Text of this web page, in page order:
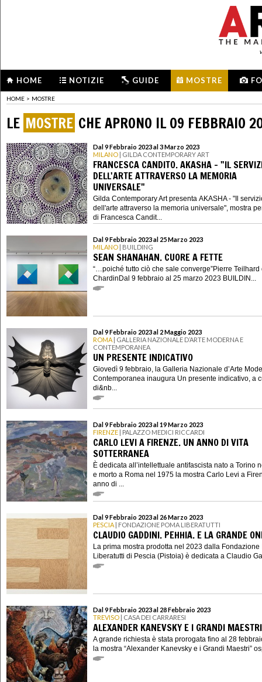
HOME NOTIZIE GUIDE MOSTRE
HOME > MOSTRE
LE MOSTRE CHE APRONO IL 09 FEBBRAIO
Dal 9 Febbraio 2023 al 3 Marzo 2023
MILANO | GILDA CONTEMPORARY ART
FRANCESCA CANDITO. AKASHA - "IL
DELL'ARTE ATTRAVERSO LA MEMORIA
UNIVERSALE"
Gilda Contemporary Art presenta AKASHA - "Il
dell'arte attraverso la memoria universale", mostra
di Francesca Candit...
Dal 9 Febbraio 2023 al 25 Marzo 2023
MILANO | BUILDING
SEAN SHANAHAN. CUORE A FETTE
“…poiché tutto ciò che sale converge”Pierre Teilhard
ChardinDal 9 febbraio al 25 marzo 2023 BUILDIN...
Dal 9 Febbraio 2023 al 2 Maggio 2023
ROMA | GALLERIA NAZIONALE D’ARTE MODERNA E
CONTEMPORANEA
UN PRESENTE INDICATIVO
Giovedì 9 febbraio, la Galleria Nazionale d’Arte
Contemporanea inaugura Un presente indicativo, a
di&nb...
Dal 9 Febbraio 2023 al 19 Marzo 2023
FIRENZE | PALAZZO MEDICI RICCARDI
CARLO LEVI A FIRENZE. UN ANNO DI VITA
SOTTERRANEA
È dedicata all’intellettuale antifascista nato a Torino
e morto a Roma nel 1975 la mostra Carlo Levi a
anno di ...
Dal 9 Febbraio 2023 al 26 Marzo 2023
PESCIA | FONDAZIONE POMA LIBERATUTTI
CLAUDIO GADDINI. PEHHIA. E LA GRANDE
La prima mostra prodotta nel 2023 dalla Fondazione
Liberatutti di Pescia (Pistoia) è dedicata a Claudio
Dal 9 Febbraio 2023 al 28 Febbraio 2023
TREVISO | CASA DEI CARRARESI
ALEXANDER KANEVSKY E I GRANDI MAESTRI
A grande richiesta è stata prorogata fino al 28
la mostra “Alexander Kanevsky e i Grandi Maestri”